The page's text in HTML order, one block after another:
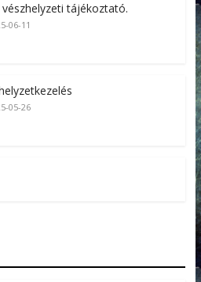
vészhelyzeti tájékoztató.
06-11
05-26